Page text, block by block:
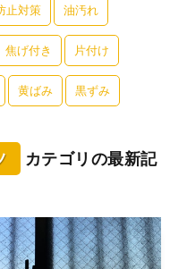
止対策 油汚れ
焦げ付き 片付け
黄ばみ 黒ずみ
カテゴリの最新記